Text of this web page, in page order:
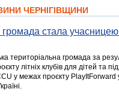
ЧЕРНІГІВЩИНИ
громада стала
територіальна громада за
літніх клубів для дітей та
у межах проєкту